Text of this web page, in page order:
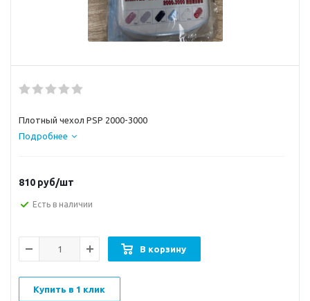
Плотный чехол PSP 2000-3000
Подробнее
810 руб/шт
Есть в наличии
В корзину
Купить в 1 клик